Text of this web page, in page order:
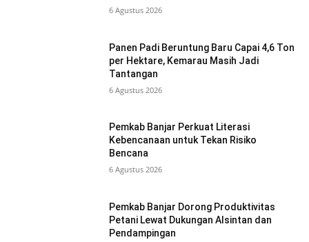
6 Agustus 2026
Panen Padi Beruntung Baru Capai 4,6 Ton
per Hektare, Kemarau Masih Jadi
Tantangan
6 Agustus 2026
Pemkab Banjar Perkuat Literasi
Kebencanaan untuk Tekan Risiko
Bencana
6 Agustus 2026
Pemkab Banjar Dorong Produktivitas
Petani Lewat Dukungan Alsintan dan
Pendampingan